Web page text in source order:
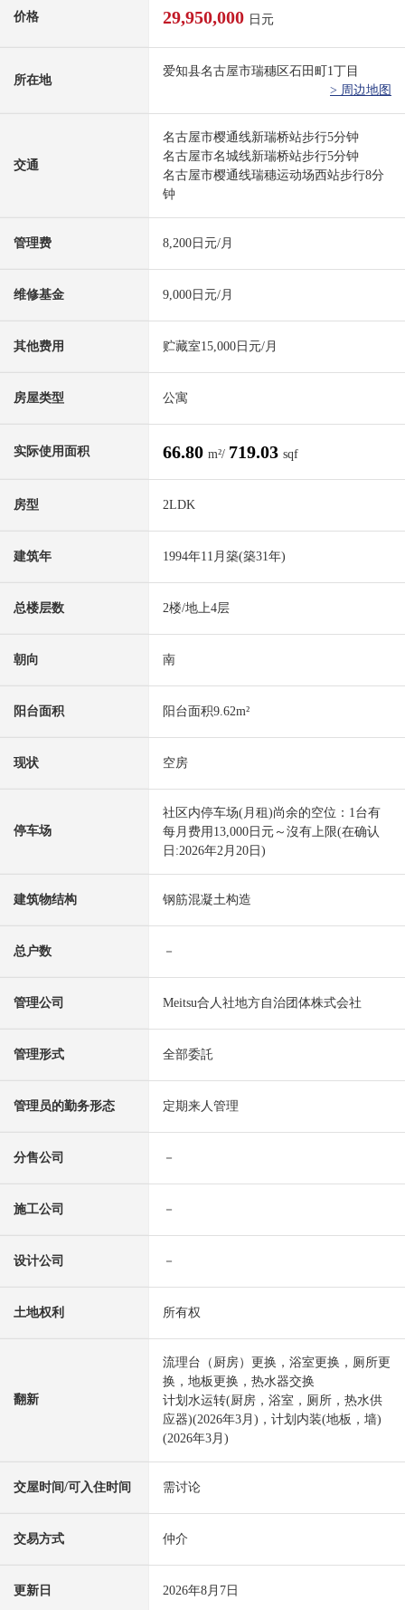
价格 29,950,000 日元
所在地
爱知县名古屋市瑞穗区石田町1丁目
> 周边地图
交通
名古屋市樱通线新瑞桥站步行5分钟
名古屋市名城线新瑞桥站步行5分钟
名古屋市樱通线瑞穗运动场西站步行8分
钟
管理费 8,200日元/月
维修基金 9,000日元/月
其他费用 贮藏室15,000日元/月
房屋类型 公寓
实际使用面积 66.80 m²/ 719.03 sqf
房型 2LDK
建筑年 1994年11月築(築31年)
总楼层数 2楼/地上4层
朝向 南
阳台面积 阳台面积9.62m²
现状 空房
停车场
社区内停车场(月租)尚余的空位：1台有
每月费用13,000日元～沒有上限(在确认
日:2026年2月20日)
建筑物结构 钢筋混凝土构造
总户数 －
管理公司 Meitsu合人社地方自治团体株式会社
管理形式 全部委託
管理员的勤务形态 定期来人管理
分售公司 －
施工公司 －
设计公司 －
土地权利 所有权
翻新
流理台（厨房）更换，浴室更换，厕所更
换，地板更换，热水器交换
计划水运转(厨房，浴室，厕所，热水供
应器)(2026年3月)，计划内装(地板，墙)
(2026年3月)
交屋时间/可入住时间 需讨论
交易方式 仲介
更新日 2026年8月7日